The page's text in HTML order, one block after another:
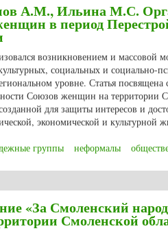
А.М., Ильина М.С.
в период
возникновением и
социальных и социально-
уровне. Статья
Союзов женщин на территории
для защиты интересов и
экономической и культурной
группы неформалы
«За Смоленский
Смоленской